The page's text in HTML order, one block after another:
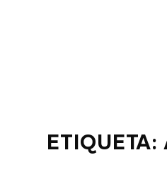
ETIQUETA: